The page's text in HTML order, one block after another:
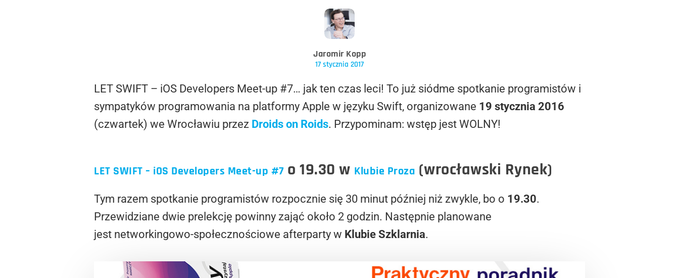
Jaromir Kopp
17 stycznia 2017
LET SWIFT – iOS Developers Meet-up #7… jak ten czas leci! To już siódme spotkanie programistów i
sympatyków programowania na platformy Apple w języku Swift, organizowane 19 stycznia 2016
(czwartek) we Wrocławiu przez Droids on Roids. Przypominam: wstęp jest WOLNY!
LET SWIFT – iOS Developers Meet-up #7 o 19.30 w Klubie Proza (wrocławski Rynek)
Tym razem spotkanie programistów rozpocznie się 30 minut później niż zwykle, bo o 19.30.
Przewidziane dwie prelekcję powinny zająć około 2 godzin. Następnie planowane
jest networkingowo-społecznościowe afterparty w Klubie Szklarnia.